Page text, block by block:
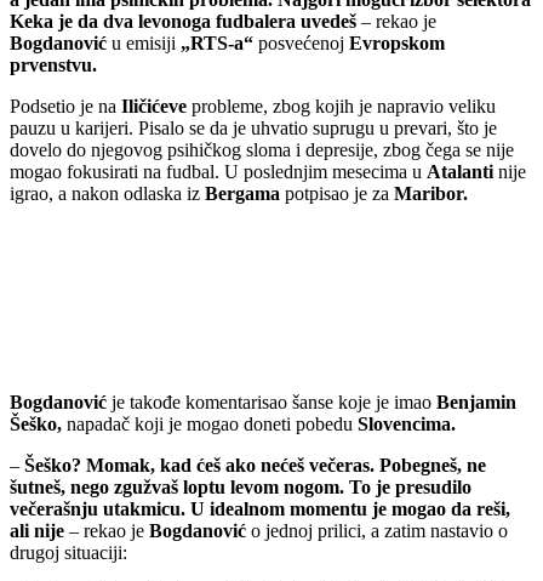
Keka je da dva levonoga fudbalera uvedeš – rekao je
Bogdanović u emisiji „RTS-a“ posvećenoj Evropskom
prvenstvu.
Podsetio je na Iličićeve probleme, zbog kojih je napravio veliku
pauzu u karijeri. Pisalo se da je uhvatio suprugu u prevari, što je
dovelo do njegovog psihičkog sloma i depresije, zbog čega se nije
mogao fokusirati na fudbal. U poslednjim mesecima u Atalanti nije
igrao, a nakon odlaska iz Bergama potpisao je za Maribor.
Bogdanović je takođe komentarisao šanse koje je imao Benjamin
Šeško, napadač koji je mogao doneti pobedu Slovencima.
– Šeško? Momak, kad ćeš ako nećeš večeras. Pobegneš, ne
šutneš, nego zgužvaš loptu levom nogom. To je presudilo
večerašnju utakmicu. U idealnom momentu je mogao da reši,
ali nije – rekao je Bogdanović o jednoj prilici, a zatim nastavio o
drugoj situaciji: